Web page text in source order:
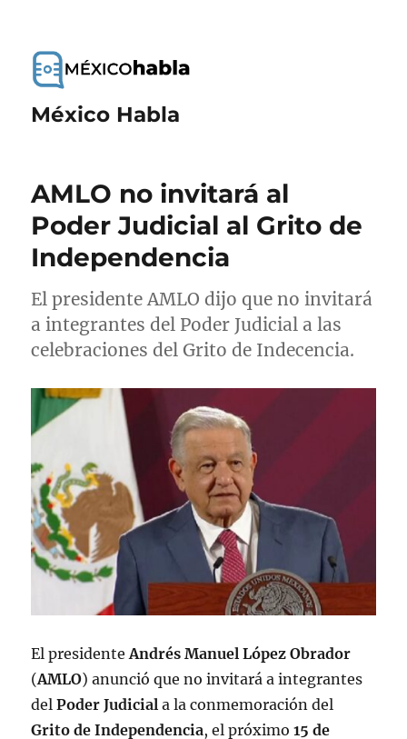
México Habla
AMLO no invitará al
Poder Judicial al Grito de
Independencia
El presidente AMLO dijo que no invitará
a integrantes del Poder Judicial a las
celebraciones del Grito de Indecencia.
El presidenteAndrés Manuel López Obrador
(AMLO) anunció que no invitará a integrantes
delPoder Judicial a la conmemoración del
Grito de Independencia, el próximo15 de